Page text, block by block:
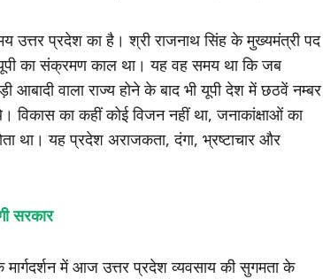
उत्तर प्रदेश का है। श्री राजनाथ सिंह के मुख्यमंत्री पद
का संक्रमण काल था। यह वह समय था कि जब
आबादी वाला राज्य होने के बाद भी यूपी देश में छठवें नम्बर
विकास का कहीं कोई विजन नहीं था, जनाकांक्षाओं का
था। यह प्रदेश अराजकता, दंगा, भ्रष्टाचार और
सरकार
में आज उत्तर प्रदेश व्यवसाय की सुगमता के